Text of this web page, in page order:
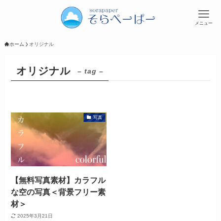
メニュー
ホーム オリジナル
オリジナル – tag –
写真
【無料写真素材】カラフル
な空の写真＜背景フリー素
材＞
2025年3月21日